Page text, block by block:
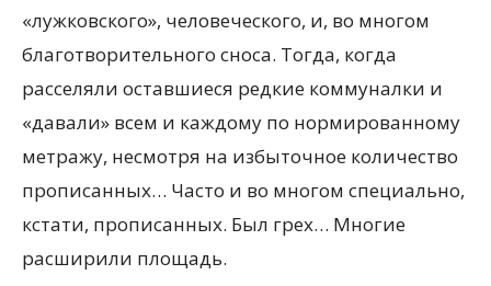
«лужковского», человеческого, и, во многом
благотворительного сноса. Тогда, когда
расселяли оставшиеся редкие коммуналки и
«давали» всем и каждому по нормированному
метражу, несмотря на избыточное количество
прописанных… Часто и во многом специально,
кстати, прописанных. Был грех… Многие
расширили площадь.